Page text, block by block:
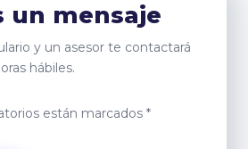
un mensaje
y un asesor te contactará
hábiles.
están marcados *